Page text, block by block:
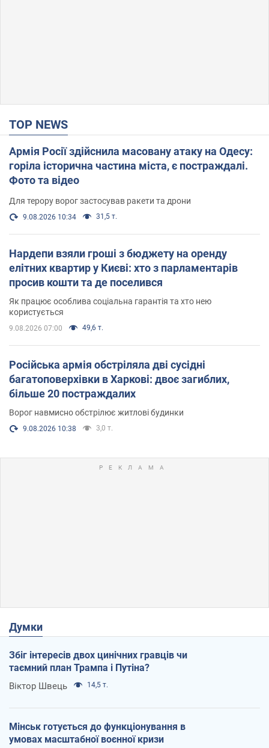
TOP NEWS
Армія Росії здійснила масовану атаку на Одесу:
горіла історична частина міста, є постраждалі.
Фото та відео
Для терору ворог застосував ракети та дрони
9.08.2026 10:34 31,5 т.
Нардепи взяли гроші з бюджету на оренду
елітних квартир у Києві: хто з парламентарів
просив кошти та де поселився
Як працює особлива соціальна гарантія та хто нею
користується
9.08.2026 07:00 49,6 т.
Російська армія обстріляла дві сусідні
багатоповерхівки в Харкові: двоє загиблих,
більше 20 постраждалих
Ворог навмисно обстрілює житлові будинки
9.08.2026 10:38 3,0 т.
Думки
Збіг інтересів двох цинічних гравців чи
таємний план Трампа і Путіна?
Віктор Швець 14,5 т.
Мінськ готується до функціонування в
умовах масштабної воєнної кризи